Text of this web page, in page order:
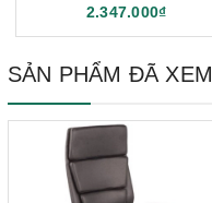
2.347.000₫
SẢN PHẨM ĐÃ XEM